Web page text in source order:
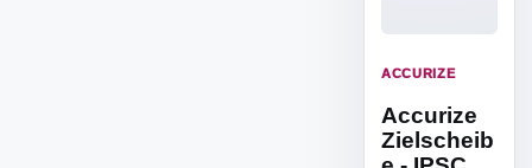
ACCURIZE
Accurize
Zielscheib